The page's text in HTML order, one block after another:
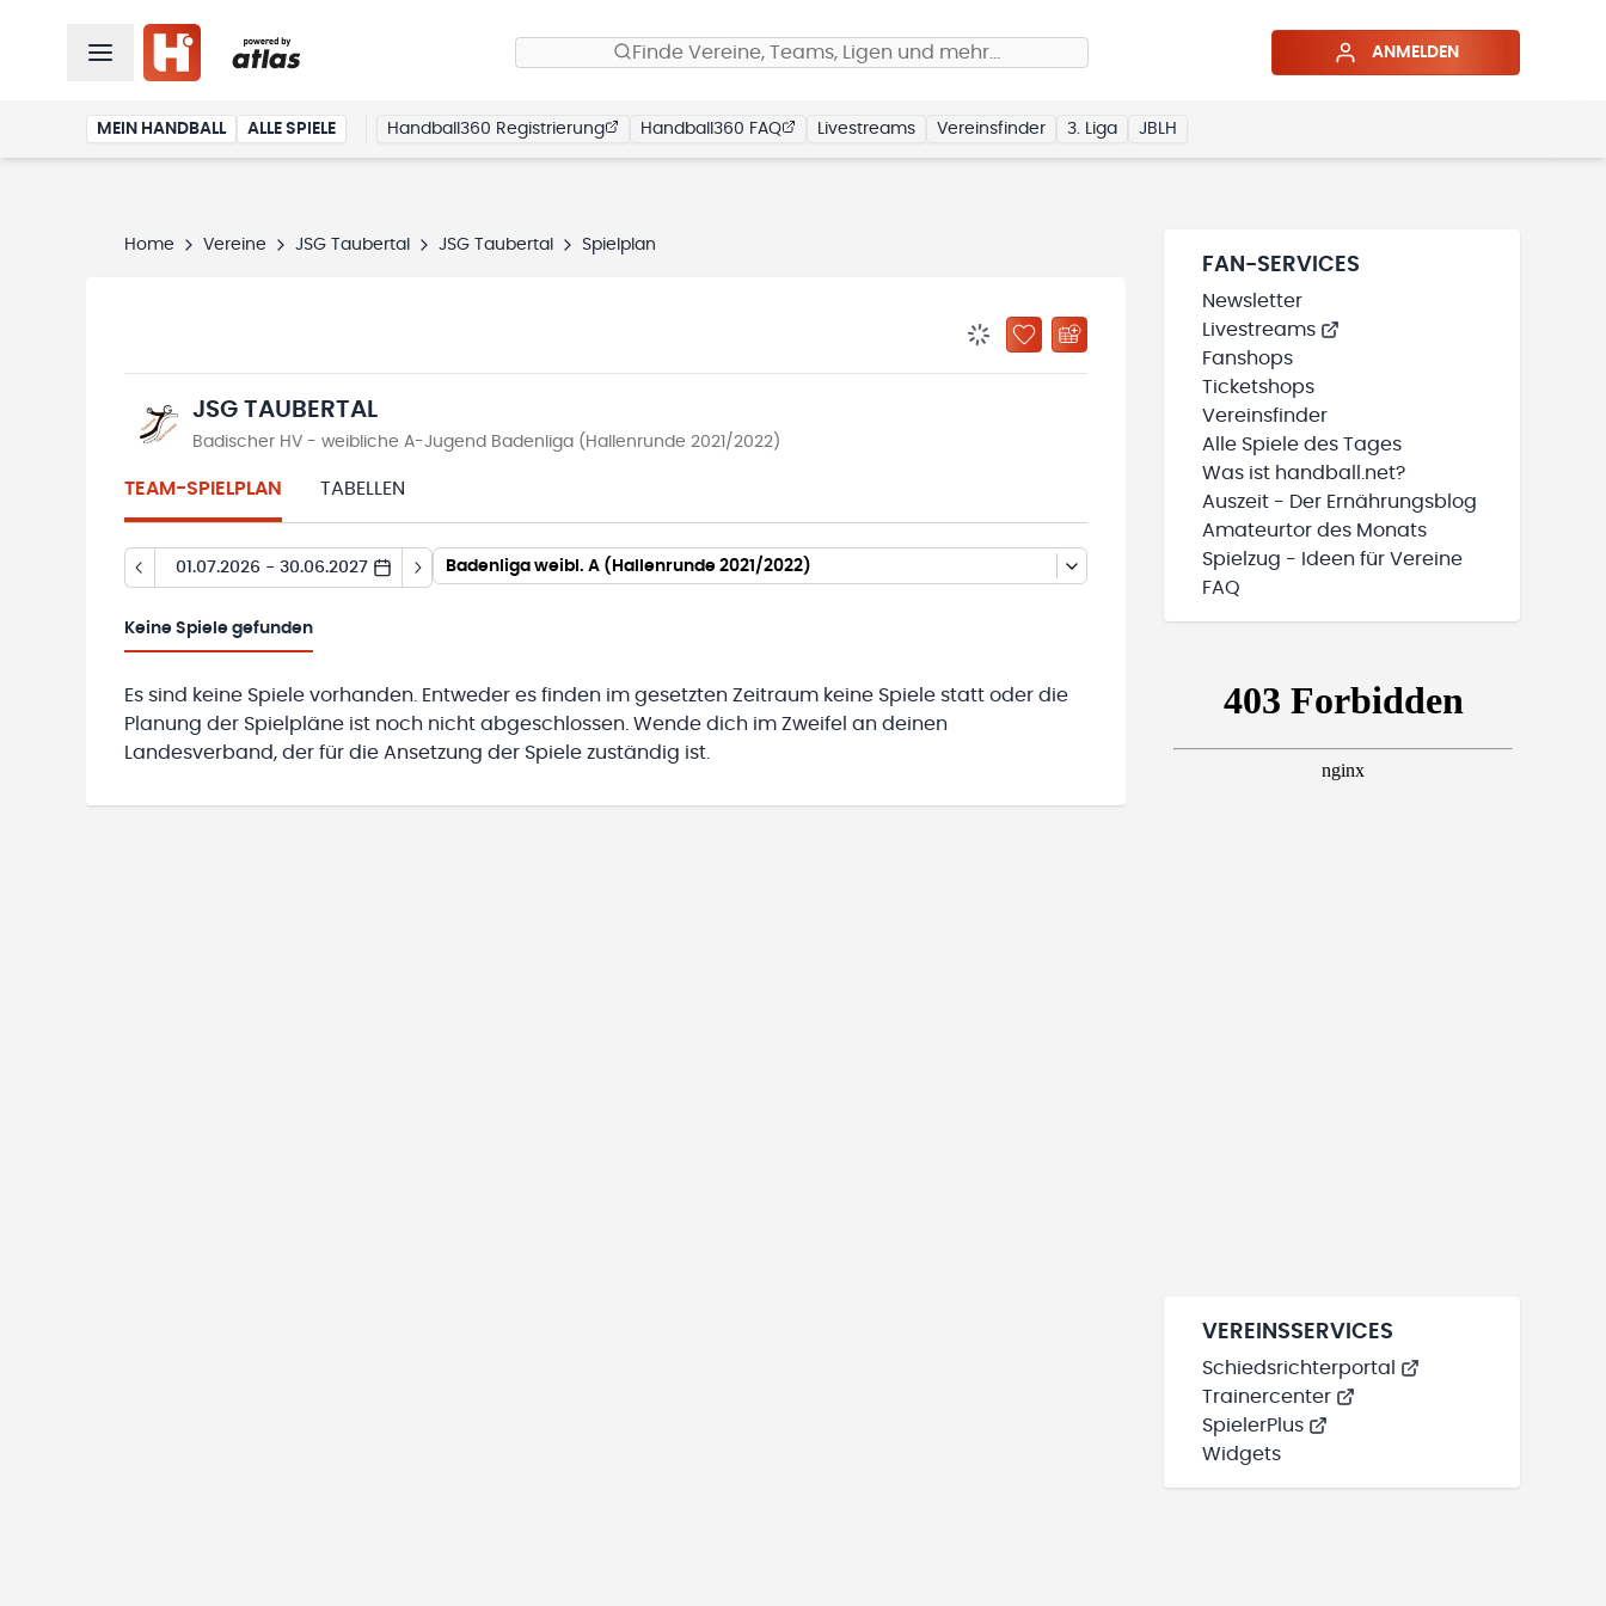
Finde Vereine, Teams, Ligen und mehr… ANMELDEN
MEIN HANDBALL ALLE SPIELE Handball360 Registrierung Handball360 FAQ Livestreams Vereinsfinder 3. Liga JBLH
Home Vereine JSG Taubertal JSG Taubertal Spielplan
BENACHRICHTIGUNGSSTATUS WIRD GELADEN
ZU „MEINE TEAMS“ HINZUFÜGEN
JSG TAUBERTAL
Badischer HV - weibliche A-Jugend Badenliga (Hallenrunde 2021/2022)
TEAM-SPIELPLAN TABELLEN
01.07.2026 - 30.06.2027 Badenliga weibl. A (Hallenrunde 2021/2022)
Keine Spiele gefunden
Es sind keine Spiele vorhanden. Entweder es finden im gesetzten Zeitraum keine Spiele statt oder die
Planung der Spielpläne ist noch nicht abgeschlossen. Wende dich im Zweifel an deinen
Landesverband, der für die Ansetzung der Spiele zuständig ist.
FAN-SERVICES
Newsletter
Livestreams
Fanshops
Ticketshops
Vereinsfinder
Alle Spiele des Tages
Was ist handball.net?
Auszeit - Der Ernährungsblog
Amateurtor des Monats
Spielzug - Ideen für Vereine
FAQ
VEREINSSERVICES
Schiedsrichterportal
Trainercenter
SpielerPlus
Widgets